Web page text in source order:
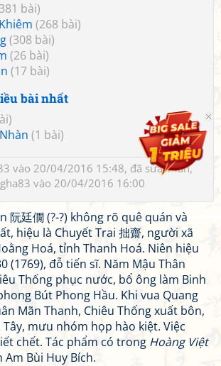
bài)
(268 bài)
(308 bài)
(26 bài)
(17 bài)
bài nhất
(1 bài)
vào 20/04/2016 15:48, đã sửa 1 lần,
vào 20/04/2016 16:00
阮廷僩 (?-?) không rõ quê quán và
hiệu là Chuyết Trai 拙齋, người xã
Hoá, tỉnh Thanh Hoá. Niên hiệu
(1769), đỗ tiến sĩ. Năm Mậu Thân
Thống phục nước, bổ ông làm Binh
Bút Phong Hầu. Khi vua Quang
Mãn Thanh, Chiêu Thống xuất bôn,
Tây, mưu nhóm họp hào kiệt. Việc
chết. Tác phẩm có trong Hoàng Việt
Am Bùi Huy Bích.